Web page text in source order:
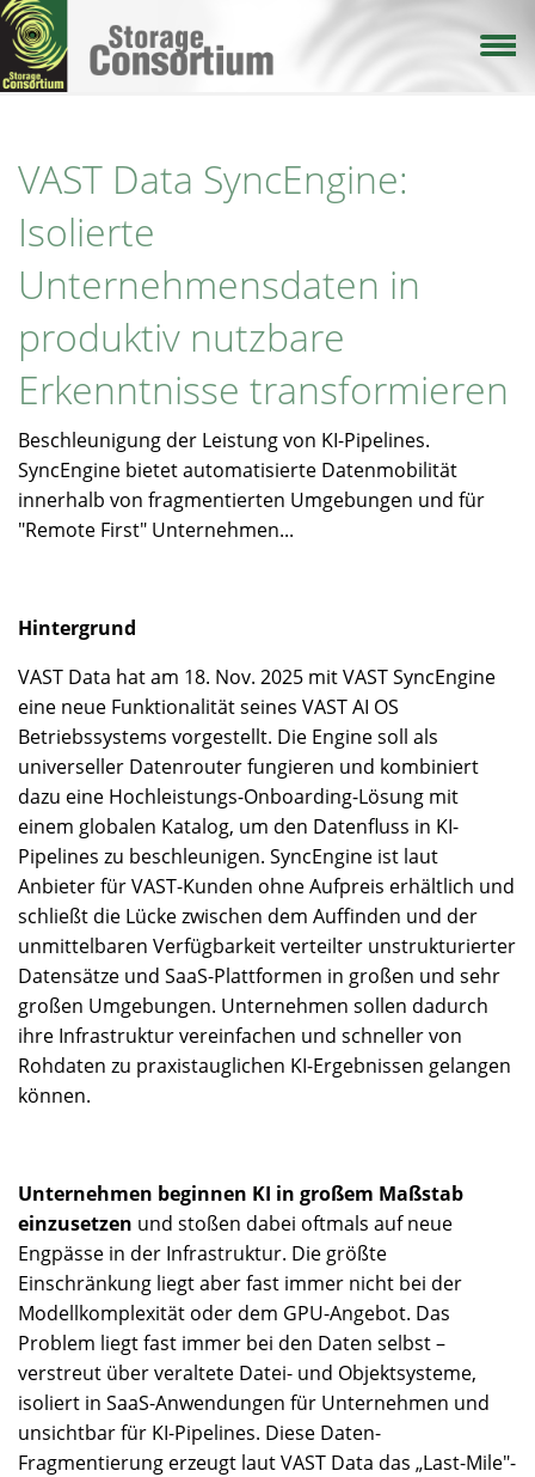
Direkt
zum
Inhalt
VAST Data SyncEngine:
Isolierte
Unternehmensdaten in
produktiv nutzbare
Erkenntnisse transformieren
Beschleunigung der Leistung von KI-Pipelines.
SyncEngine bietet automatisierte Datenmobilität
innerhalb von fragmentierten Umgebungen und für
"Remote First" Unternehmen...
Hintergrund
VAST Data hat am 18. Nov. 2025 mit VAST SyncEngine
eine neue Funktionalität seines VAST AI OS
Betriebssystems vorgestellt. Die Engine soll als
universeller Datenrouter fungieren und kombiniert
dazu eine Hochleistungs-Onboarding-Lösung mit
einem globalen Katalog, um den Datenfluss in KI-
Pipelines zu beschleunigen. SyncEngine ist laut
Anbieter für VAST-Kunden ohne Aufpreis erhältlich und
schließt die Lücke zwischen dem Auffinden und der
unmittelbaren Verfügbarkeit verteilter unstrukturierter
Datensätze und SaaS-Plattformen in großen und sehr
großen Umgebungen. Unternehmen sollen dadurch
ihre Infrastruktur vereinfachen und schneller von
Rohdaten zu praxistauglichen KI-Ergebnissen gelangen
können.
Unternehmen beginnen KI in großem Maßstab
einzusetzen und stoßen dabei oftmals auf neue
Engpässe in der Infrastruktur. Die größte
Einschränkung liegt aber fast immer nicht bei der
Modellkomplexität oder dem GPU-Angebot. Das
Problem liegt fast immer bei den Daten selbst –
verstreut über veraltete Datei- und Objektsysteme,
isoliert in SaaS-Anwendungen für Unternehmen und
unsichtbar für KI-Pipelines. Diese Daten-
Fragmentierung erzeugt laut VAST Data das „Last-Mile"-